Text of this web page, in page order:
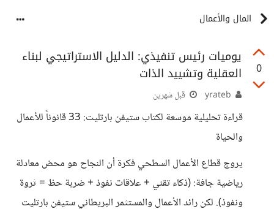
المال والأعمال
0
يوميات رئيس تنفيذي: الدليل الاستراتيجي لبناء
العقلية وتشييد الذات
قبل شهرين
قراءة تحليلية موسعة لكتاب ستيفن بارتليت: 33 قانوناً للأعمال
والحياة
يروج قطاع الأعمال السطحي فكرة أن النجاح هو محض معادلة
رياضية جافة: (ذكاء تقني + علاقات نفوذ + ضربة حظ = ثروة
ونفوذ). لكن رائد الأعمال والمستثمر البريطاني ستيفن بارتليت